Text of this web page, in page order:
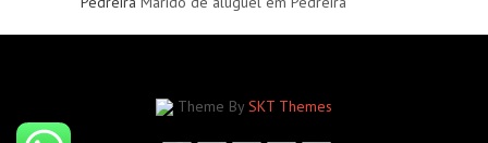
Theme By SKT Themes